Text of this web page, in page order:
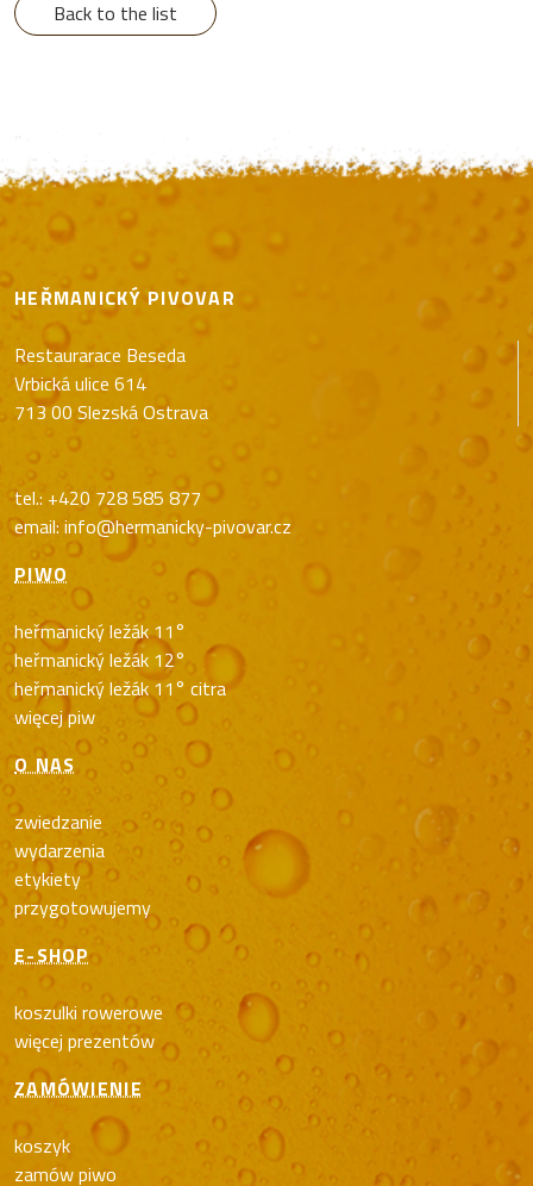
HEŘMANICKÝ PIVOVAR
Restaurarace Beseda
Vrbická ulice 614
713 00 Slezská Ostrava
tel.: +420 728 585 877
email: info@hermanicky-pivovar.cz
PIWO
heřmanický ležák 11°
heřmanický ležák 12°
heřmanický ležák 11° citra
więcej piw
O NAS
zwiedzanie
wydarzenia
etykiety
przygotowujemy
E-SHOP
koszulki rowerowe
więcej prezentów
ZAMÓWIENIE
koszyk
zamów piwo